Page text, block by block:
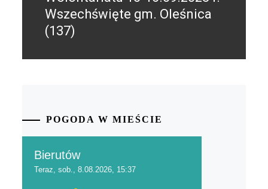
Wszechświęte gm. Oleśnica
(137)
POGODA W MIEŚCIE